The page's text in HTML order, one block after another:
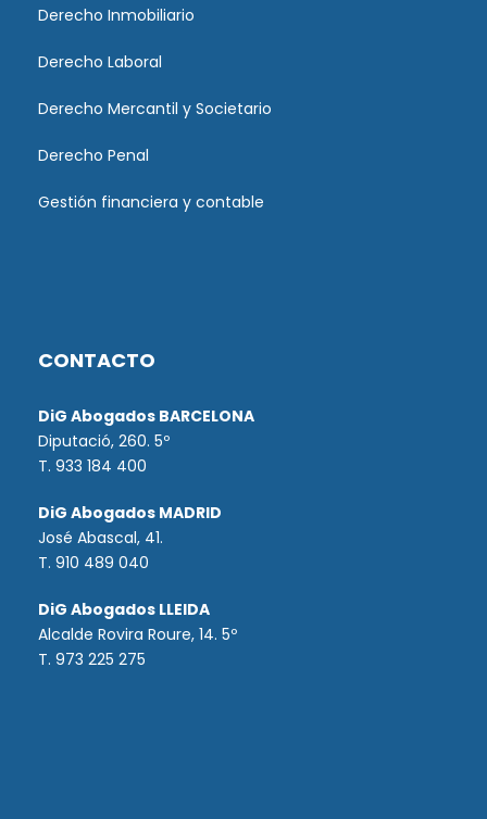
Derecho Inmobiliario
Derecho Laboral
Derecho Mercantil y Societario
Derecho Penal
Gestión financiera y contable
CONTACTO
DiG Abogados BARCELONA
Diputació, 260. 5º
T. 933 184 400
DiG Abogados MADRID
José Abascal, 41.
T. 910 489 040
DiG Abogados LLEIDA
Alcalde Rovira Roure, 14. 5º
T. 973 225 275